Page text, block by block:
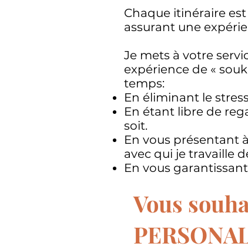
Chaque itinéraire
assurant une
Je mets à votre
expérience de «
temps:
En éliminant le
En étant libre de
soit.
En vous présentant
avec qui je travaille
En vous
Vous